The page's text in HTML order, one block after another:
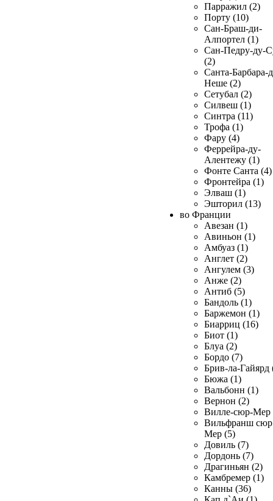
Парражил (2)
Порту (10)
Сан-Браш-ди-
Алпортел (1)
Сан-Педру-ду-
(2)
Санта-Барбара-
Неше (2)
Сетубал (2)
Силвеш (1)
Синтра (11)
Трофа (1)
Фару (4)
Феррейра-ду-
Алентежу (1)
Фонте Санта (4)
Фронтейра (1)
Элваш (1)
Эшторил (13)
во Франции
Авезан (1)
Авиньон (1)
Амбуаз (1)
Англет (2)
Ангулем (3)
Анже (2)
Антиб (5)
Бандоль (1)
Баржемон (1)
Биарриц (16)
Биот (1)
Блуа (2)
Бордо (7)
Брив-ла-Гайярд
Бюжа (1)
Вальбонн (1)
Вернон (2)
Вилле-сюр-Мер
Вильфранш сюр
Мер (5)
Довиль (7)
Дордонь (7)
Драгиньян (2)
Камбремер (1)
Канны (36)